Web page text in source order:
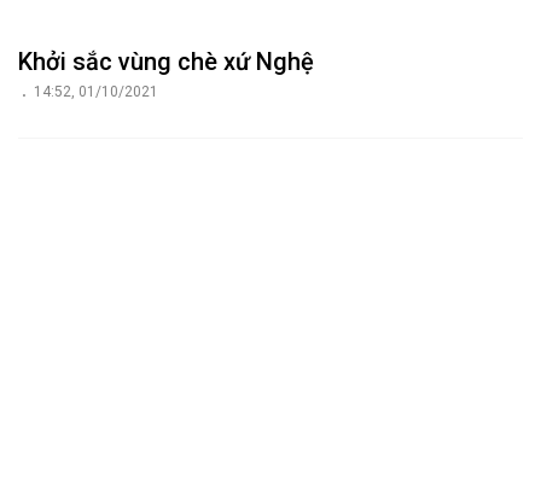
Khởi sắc vùng chè xứ Nghệ
14:52, 01/10/2021